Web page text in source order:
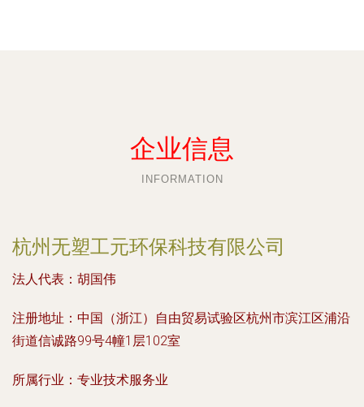
企业信息
INFORMATION
杭州无塑工元环保科技有限公司
法人代表： 胡国伟
注册地址： 中国（浙江）自由贸易试验区杭州市滨江区浦沿
街道信诚路99号4幢1层102室
所属行业： 专业技术服务业